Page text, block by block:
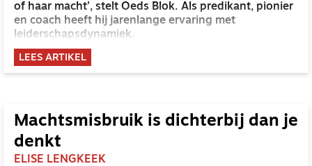
of haar macht’, stelt Oeds Blok. Als predikant, pionier
en coach heeft hij jarenlange ervaring met
leiderschapsdynamiek.
LEES ARTIKEL
Machtsmisbruik is dichterbij dan je
denkt
ELISE LENGKEEK